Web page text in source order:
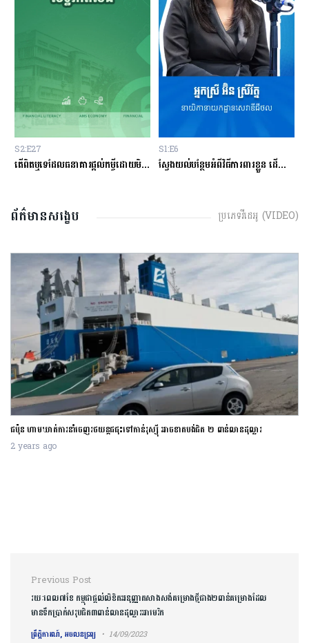
S1:E6
ស្វែងយល់បន្ថែមអំពីវិធីការពារខ្លួន ដើម្បីជៀសវាងពីការឆបោកតាមបច្ចេកវិទ្យាហិរញ្ញវត្ថុ!
S1:E1
តើបំណុលសុទ្ធតែអាក្រក់ទាំងអស់?
ព័ត៌មានសង្ខេប ប្រភេទវីដេអូ (VIDEO)
ការដំឡើងអត្រាការប្រាក់របស់ធនាគារកណ្តាលអាម៉េរិកកំពុងជះឥទ្ធិពលអាក្រក់ដល់ប្រទេសមាន
ចំណូលទាប
Post navigation
Previous Post
រយៈពេល​៧ខែ​ កម្ពុជា​ផ្ដល់​លិខិត​អនុញ្ញាតសាងសង់​គម្រោងថ្មីជាង​២ពាន់គម្រោង​ដែល​
មាន​ទឹក​ប្រាក់សរុប​ជិត​៣ពាន់​លានដុល្លារ​អាមេរិក​
ព្រឹត្តិការណ៍, អចលនទ្រព្យ 14/09/2023